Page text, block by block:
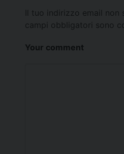
Il tuo indirizzo email non
campi obbligatori sono
Your comment